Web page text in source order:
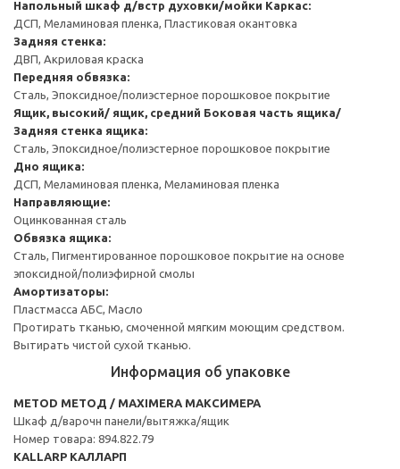
Напольный шкаф д/встр духовки/мойки Каркас:
ДСП, Меламиновая пленка, Пластиковая окантовка
Задняя стенка:
ДВП, Акриловая краска
Передняя обвязка:
Сталь, Эпоксидное/полиэстерное порошковое покрытие
Ящик, высокий/ ящик, средний Боковая часть ящика/
Задняя стенка ящика:
Сталь, Эпоксидное/полиэстерное порошковое покрытие
Дно ящика:
ДСП, Меламиновая пленка, Меламиновая пленка
Направляющие:
Оцинкованная сталь
Обвязка ящика:
Сталь, Пигментированное порошковое покрытие на основе
эпоксидной/полиэфирной смолы
Амортизаторы:
Пластмасса АБС, Масло
Протирать тканью, смоченной мягким моющим средством.
Вытирать чистой сухой тканью.
Информация об упаковке
METOD МЕТОД / MAXIMERA МАКСИМЕРА
Шкаф д/варочн панели/вытяжка/ящик
Номер товара: 894.822.79
KALLARP КАЛЛАРП